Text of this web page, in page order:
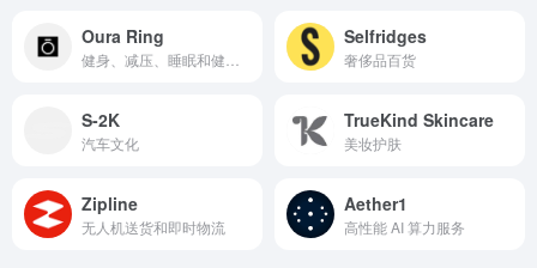
Oura Ring Selfridges
奢侈品百货
S-2K
汽车文化
TrueKind Skincare
美妆护肤
Zipline
无人机送货和即时物流
Aether1
高性能 AI 算力服务